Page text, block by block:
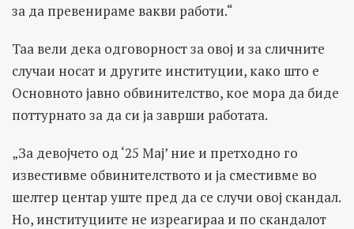
за да превенираме вакви работи.“
Таа вели дека одговорност за овој и за сличните
случаи носат и другите институции, како што е
Основното јавно обвинителство, кое мора да биде
поттурнато за да си ја заврши работата.
„За девојчето од ‘25 Мај’ ние и претходно го
известивме обвинителството и ја сместивме во
шелтер центар уште пред да се случи овој скандал.
Но, институциите не изреагираа и по скандалот